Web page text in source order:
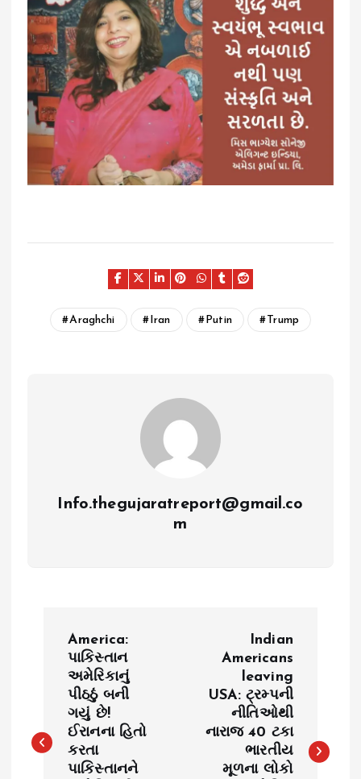
Araghchi Iran Putin Trump
Info.thegujaratreport@gmail.co
m
t
America:
પાકિસ્તાન
અમેરિકાનું
પીઠઠું બની
ગયું છે!
ઈરાનના હિતો
કરતા
પાકિસ્તાનને
Indian
Americans
leaving
USA: ટ્રમ્પની
નીતિઓથી
નારાજ 40 ટકા
ભારતીય
મૂળના લોકો